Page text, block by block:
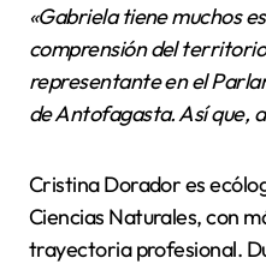
«Gabriela tiene muchos
comprensión del
representante en el
de Antofagasta. Así que,
Cristina Dorador es
Ciencias Naturales, con
trayectoria profesional.